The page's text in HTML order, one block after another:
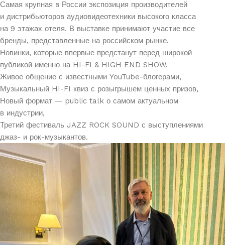
Самая крупная в России экспозиция производителей
и дистрибьюторов аудиовидеотехники высокого класса
на 9 этажах отеля. В выставке принимают участие все
бренды, представленные на российском рынке.
Новинки, которые впервые предстанут перед широкой
публикой именно на HI-FI & HIGH END SHOW,
Живое общение с известными YouTube-блогерами,
Музыкальный HI-FI квиз с розыгрышем ценных призов,
Новый формат — public talk о самом актуальном
в индустрии,
Третий фестиваль JAZZ ROCK SOUND с выступлениями
джаз- и рок-музыкантов.